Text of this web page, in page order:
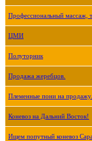
Профессиональный массаж,
ЦМИ
Полуторник
Продажа жеребцов.
Племенные пони на продажу.
Коневоз на Дальний Восток!
Ищем попутный коневоз